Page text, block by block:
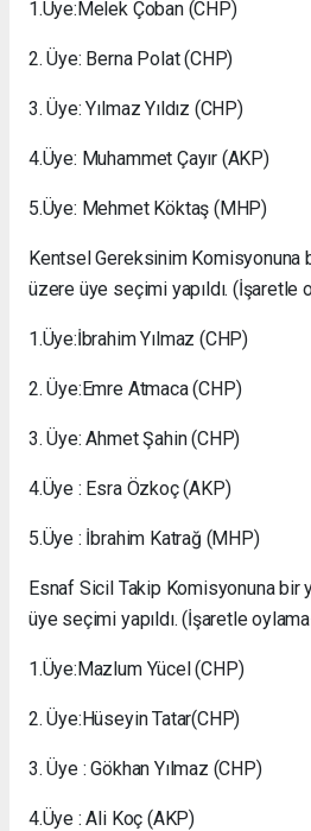
1.Üye:Melek Çoban (CHP)
2. Üye: Berna Polat (CHP)
3. Üye: Yılmaz Yıldız (CHP)
4.Üye: Muhammet Çayır (AKP)
5.Üye: Mehmet Köktaş (MHP)
Kentsel Gereksinim Komisyonuna
üzere üye seçimi yapıldı. (İşaretle
1.Üye:İbrahim Yılmaz (CHP)
2. Üye:Emre Atmaca (CHP)
3. Üye: Ahmet Şahin (CHP)
4.Üye : Esra Özkoç (AKP)
5.Üye : İbrahim Katrağ (MHP)
Esnaf Sicil Takip Komisyonuna bir
üye seçimi yapıldı. (İşaretle
1.Üye:Mazlum Yücel (CHP)
2. Üye:Hüseyin Tatar(CHP)
3. Üye : Gökhan Yılmaz (CHP)
4.Üye : Ali Koç (AKP)